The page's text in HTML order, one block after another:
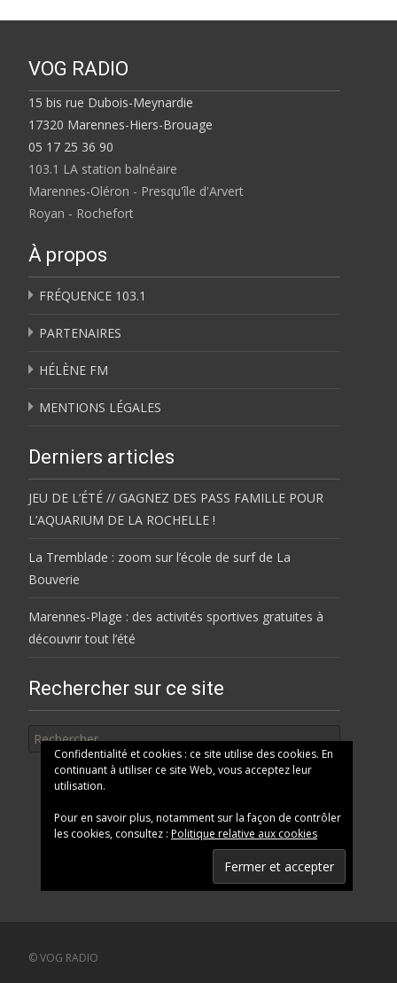
VOG RADIO
15 bis rue Dubois-Meynardie
17320 Marennes-Hiers-Brouage
05 17 25 36 90
103.1 LA station balnéaire
Marennes-Oléron - Presqu'île d'Arvert
Royan - Rochefort
À propos
FRÉQUENCE 103.1
PARTENAIRES
HÉLÈNE FM
MENTIONS LÉGALES
Derniers articles
JEU DE L’ÉTÉ // GAGNEZ DES PASS FAMILLE POUR
L’AQUARIUM DE LA ROCHELLE !
La Tremblade : zoom sur l’école de surf de La
Bouverie
Marennes-Plage : des activités sportives gratuites à
découvrir tout l’été
Rechercher sur ce site
Confidentialité et cookies : ce site utilise des cookies. En
continuant à utiliser ce site Web, vous acceptez leur
utilisation.
Pour en savoir plus, notamment sur la façon de contrôler
les cookies, consultez : Politique relative aux cookies
© VOG RADIO